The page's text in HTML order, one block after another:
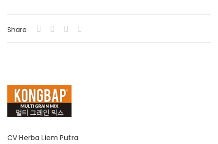
Share
CV Herba Liem Putra